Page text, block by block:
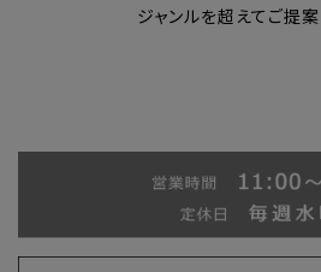
ジャンルを超えてご提